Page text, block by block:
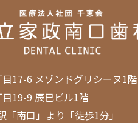
17-6 メゾンドグリシーヌ1階
19-9 辰巳ビル1階
南口」より「徒歩1分」